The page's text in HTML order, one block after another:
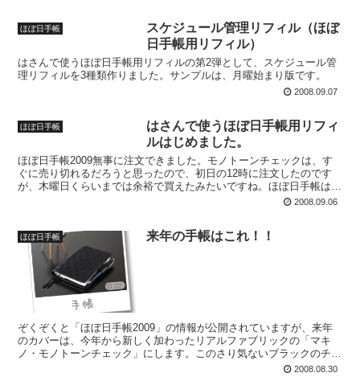
ほぼ日手帳
スケジュール管理リフィル（ほぼ
日手帳用リフィル）
はさんで使うほぼ日手帳用リフィルの第2弾として、スケジュール管
理リフィルを3種類作りました。サンプルは、月曜始まり版です。
2008.09.07
ほぼ日手帳
はさんで使うほぼ日手帳用リフィ
ルはじめました。
ほぼ日手帳2009無事に注文できました。モノトーンチェックは、す
ぐに売り切れるだろうと思ったので、初日の12時に注文したのです
が、木曜日くらいまでは余裕で買えたみたいですね。ほぼ日手帳は、
去年から使っているのですが、それまでは、オリジナルの...2008.09.06
ほぼ日手帳 来年の手帳はこれ！！
ぞくぞくと「ほぼ日手帳2009」の情報が公開されていますが、来年
のカバーは、今年から新しく加わったリアルファブリックの「マキ
ノ・モノトーンチェック」にします。このさり気ないブラックのチェ
ックが抜群に良いです。（実物は違ったりするんだと思うけ...2008.08.30